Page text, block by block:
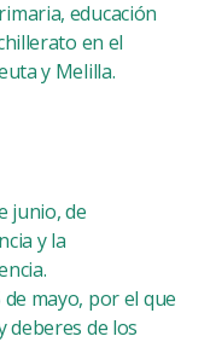
educación
en el
y Melilla.
junio, de
y la
mayo, por el que
deberes de los